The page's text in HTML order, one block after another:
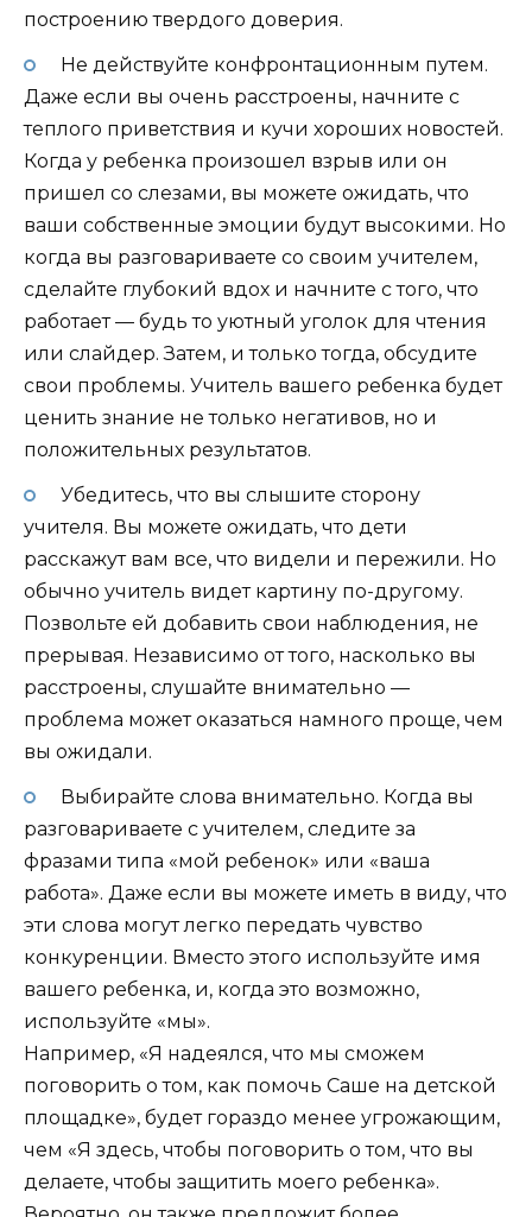
построению твердого доверия.
Не действуйте конфронтационным путем.
Даже если вы очень расстроены, начните с
теплого приветствия и кучи хороших новостей.
Когда у ребенка произошел взрыв или он
пришел со слезами, вы можете ожидать, что
ваши собственные эмоции будут высокими. Но
когда вы разговариваете со своим учителем,
сделайте глубокий вдох и начните с того, что
работает — будь то уютный уголок для чтения
или слайдер. Затем, и только тогда, обсудите
свои проблемы. Учитель вашего ребенка будет
ценить знание не только негативов, но и
положительных результатов.
Убедитесь, что вы слышите сторону
учителя. Вы можете ожидать, что дети
расскажут вам все, что видели и пережили. Но
обычно учитель видет картину по-другому.
Позвольте ей добавить свои наблюдения, не
прерывая. Независимо от того, насколько вы
расстроены, слушайте внимательно —
проблема может оказаться намного проще, чем
вы ожидали.
Выбирайте слова внимательно. Когда вы
разговариваете с учителем, следите за
фразами типа «мой ребенок» или «ваша
работа». Даже если вы можете иметь в виду, что
эти слова могут легко передать чувство
конкуренции. Вместо этого используйте имя
вашего ребенка, и, когда это возможно,
используйте «мы».
Например, «Я надеялся, что мы сможем
поговорить о том, как помочь Саше на детской
площадке», будет гораздо менее угрожающим,
чем «Я здесь, чтобы поговорить о том, что вы
делаете, чтобы защитить моего ребенка».